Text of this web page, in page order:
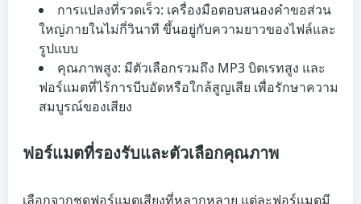
การแปลงที่รวดเร็ว: เครื่องมือตอบสนองคำขอส่วน
ใหญ่ภายในไม่กี่วินาที ขึ้นอยู่กับความยาวของไฟล์และ
รูปแบบ
คุณภาพสูง: มีตัวเลือกรวมถึง MP3 บิตเรทสูง และ
ฟอร์แมตที่ไร้การบีบอัดหรือใกล้สูญเสีย เพื่อรักษาความ
สมบูรณ์ของเสียง
ฟอร์แมตที่รองรับและตัวเลือกคุณภาพ
เลือกจากชุดฟอร์แมตเสียงที่หลากหลาย แต่ละฟอร์แมตมี